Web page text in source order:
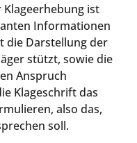
Klageerhebung ist
Informationen
die Darstellung der
stützt, sowie die
Anspruch
Klageschrift das
also das,
soll.